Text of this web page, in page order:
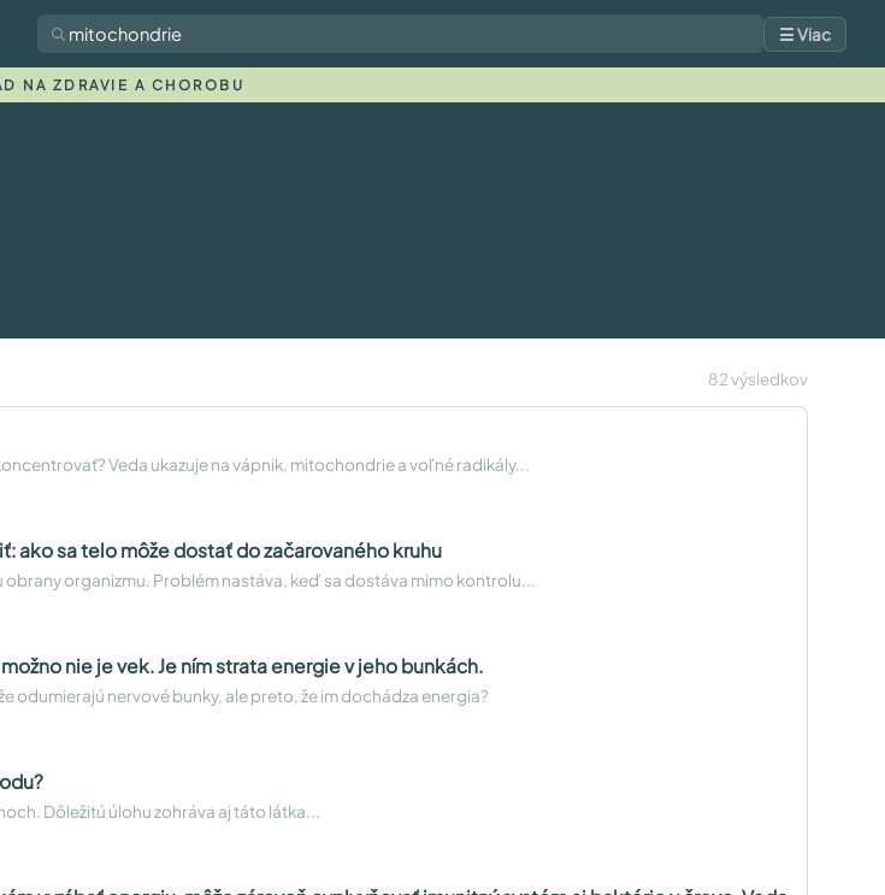
☰ Viac
NA ZDRAVIE A CHOROBU
82 výsledkov
Veda ukazuje na vápnik, mitochondrie a voľné radikály...
ako sa telo môže dostať do začarovaného kruhu
organizmu. Problém nastáva, keď sa dostáva mimo kontrolu...
nie je vek. Je ním strata energie v jeho bunkách.
odumierajú nervové bunky, ale preto, že im dochádza energia?
Dôležitú úlohu zohráva aj táto látka...